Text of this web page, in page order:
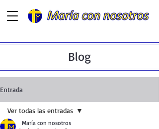
Blog
Entrada
Ver todas las entradas
María con nosotros